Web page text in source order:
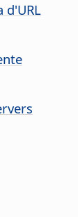
d'URL